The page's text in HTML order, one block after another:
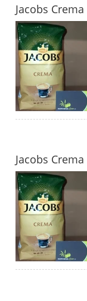
Jacobs
Jacobs